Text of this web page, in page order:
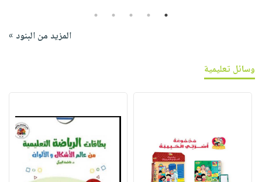
1
2
3
4
5
المزيد من البنود »
وسائل تعليمية